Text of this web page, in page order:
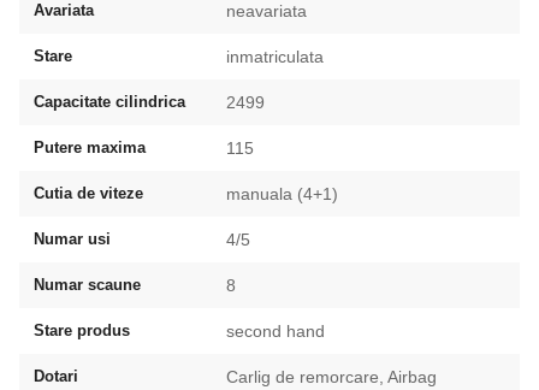
Avariata neavariata
Stare inmatriculata
Capacitate cilindrica 2499
Putere maxima 115
Cutia de viteze manuala (4+1)
Numar usi 4/5
Numar scaune 8
Stare produs second hand
Dotari Carlig de remorcare, Airbag